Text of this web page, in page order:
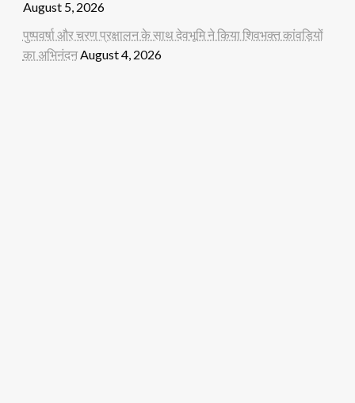
August 5, 2026
पुष्पवर्षा और चरण प्रक्षालन के साथ देवभूमि ने किया शिवभक्त कांवड़ियों
का अभिनंदनAugust 4, 2026